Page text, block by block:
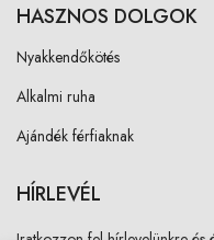
HASZNOS DOLGOK
Nyakkendőkötés
Alkalmi ruha
Ajándék férfiaknak
HÍRLEVÉL